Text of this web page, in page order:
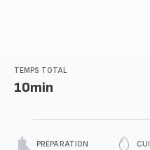
TEMPS TOTAL
10min
PRÉPARATION